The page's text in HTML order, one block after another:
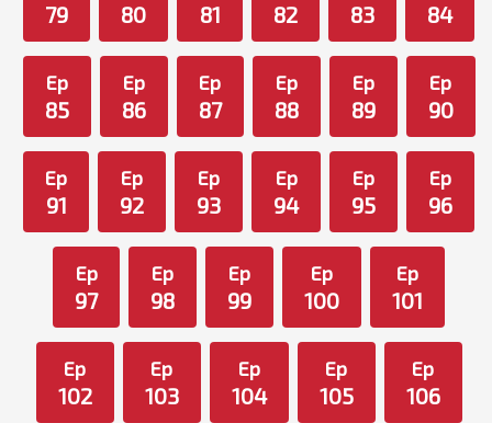
79 80 81 82 83 84
Ep
85
Ep
86
Ep
87
Ep
88
Ep
89
Ep
90
Ep
91
Ep
92
Ep
93
Ep
94
Ep
95
Ep
96
Ep
97
Ep
98
Ep
99
Ep
100
Ep
101
Ep
102
Ep
103
Ep
104
Ep
105
Ep
106